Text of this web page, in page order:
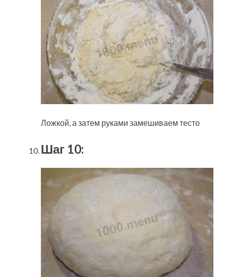
Ложкой, а затем руками замешиваем тесто
Шаг 10: